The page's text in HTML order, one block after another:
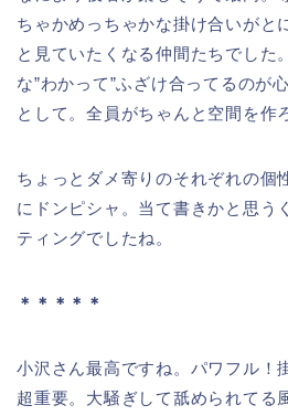
ちゃかめっちゃかな掛け合いがと
と見ていたくなる仲間たちでした
な”わかって”ふざけ合ってるのが
として。全員がちゃんと空間を作
ちょっとダメ寄りのそれぞれの個
にドンピシャ。当て書きかと思う
ティングでしたね。
＊＊＊＊＊
小沢さん最高ですね。パワフル！
超重要。大騒ぎして舐められてる